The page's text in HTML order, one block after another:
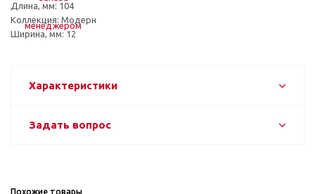
Длина, мм: 104
Коллекция: Модерн
Ширина, мм: 12
Характеристики
Задать вопрос
Похожие товары